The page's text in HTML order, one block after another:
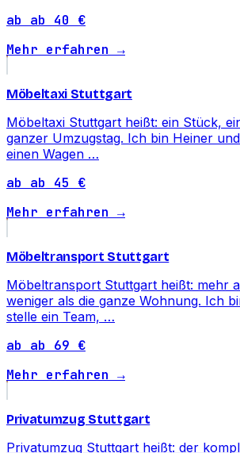
ab ab 40 €
Mehr erfahren →
Möbeltaxi Stuttgart
Möbeltaxi Stuttgart heißt: ein Stück,
ganzer Umzugstag. Ich bin Heiner
einen Wagen …
ab ab 45 €
Mehr erfahren →
Möbeltransport Stuttgart
Möbeltransport Stuttgart heißt: mehr
weniger als die ganze Wohnung. Ich
stelle ein Team, …
ab ab 69 €
Mehr erfahren →
Privatumzug Stuttgart
Privatumzug Stuttgart heißt: der